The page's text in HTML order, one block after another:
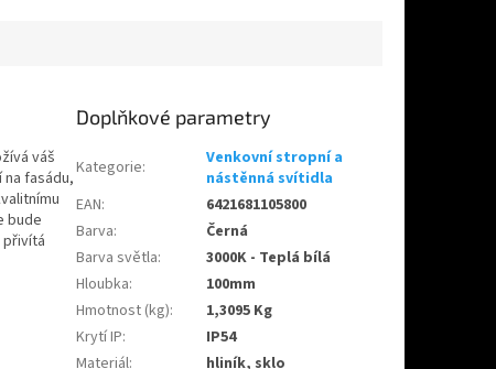
váš
fasádu,
bude
Doplňkové parametry
Kategorie:
Venkovní stropní a
nástěnná svítidla
EAN:
6421681105800
Barva:
Černá
Barva světla:
3000K - Teplá bílá
Hloubka:
100mm
Hmotnost (kg):
1,3095 Kg
Krytí IP:
IP54
Materiál:
hliník, sklo